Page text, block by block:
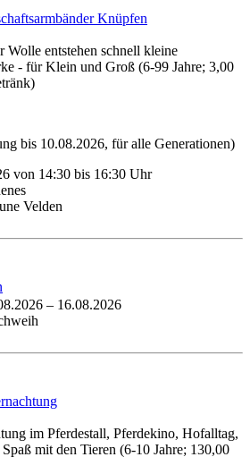
Knüpfen
Wolle entstehen schnell kleine
- für Klein und Groß (6-99 Jahre; 3,00
bis 10.08.2026, für alle Generationen)
von 14:30 bis 16:30 Uhr
Velden
– 16.08.2026
im Pferdestall, Pferdekino, Hofalltag,
mit den Tieren (6-10 Jahre; 130,00